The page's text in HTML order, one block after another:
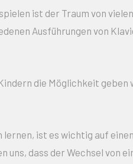
ist der Traum von
Ausführungen von
die Möglichkeit
ist es wichtig auf
dass der Wechsel von